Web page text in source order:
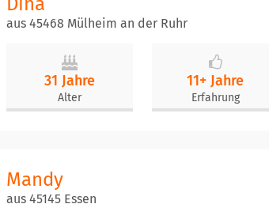
aus 45468 Mülheim an der Ruhr
31 Jahre
Alter
11+ Jahre
Erfahrung
Mandy
aus 45145 Essen